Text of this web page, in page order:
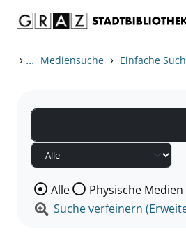
› ... Mediensuche › Einfache
Wählen Sie die Medienart
Alle Physische Medien
Suche verfeinern